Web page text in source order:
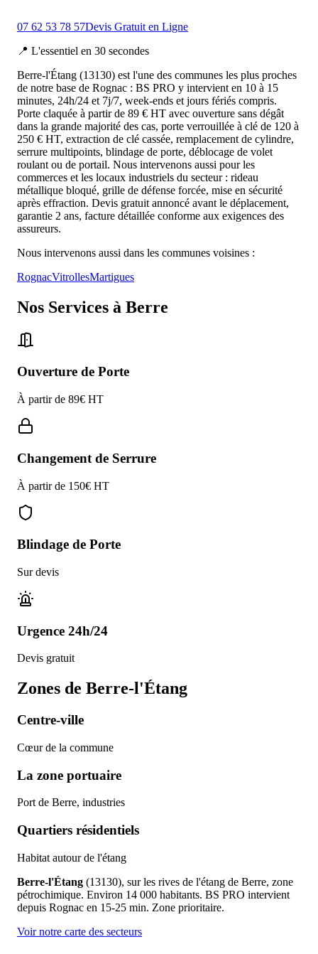
07 62 53 78 57Devis Gratuit en Ligne
📍 L'essentiel en 30 secondes
Berre-l'Étang (13130) est l'une des communes les plus proches
de notre base de Rognac : BS PRO y intervient en 10 à 15
minutes, 24h/24 et 7j/7, week-ends et jours fériés compris.
Porte claquée à partir de 89 € HT avec ouverture sans dégât
dans la grande majorité des cas, porte verrouillée à clé de 120 à
250 € HT, extraction de clé cassée, remplacement de cylindre,
serrure multipoints, blindage de porte, déblocage de volet
roulant ou de portail. Nous intervenons aussi pour les
commerces et les locaux industriels du secteur : rideau
métallique bloqué, grille de défense forcée, mise en sécurité
après effraction. Devis gratuit annoncé avant le déplacement,
garantie 2 ans, facture détaillée conforme aux exigences des
assureurs.
Nous intervenons aussi dans les communes voisines :
RognacVitrollesMartigues
Nos Services à Berre
Ouverture de Porte
À partir de 89€ HT
Changement de Serrure
À partir de 150€ HT
Blindage de Porte
Sur devis
Urgence 24h/24
Devis gratuit
Zones de Berre-l'Étang
Centre-ville
Cœur de la commune
La zone portuaire
Port de Berre, industries
Quartiers résidentiels
Habitat autour de l'étang
Berre-l'Étang (13130), sur les rives de l'étang de Berre, zone
pétrochimique. Environ 14 000 habitants. BS PRO intervient
depuis Rognac en 15-25 min. Zone prioritaire.
Voir notre carte des secteurs